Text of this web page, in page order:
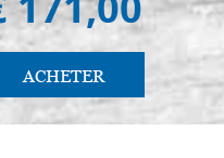
171,00
ACHETER